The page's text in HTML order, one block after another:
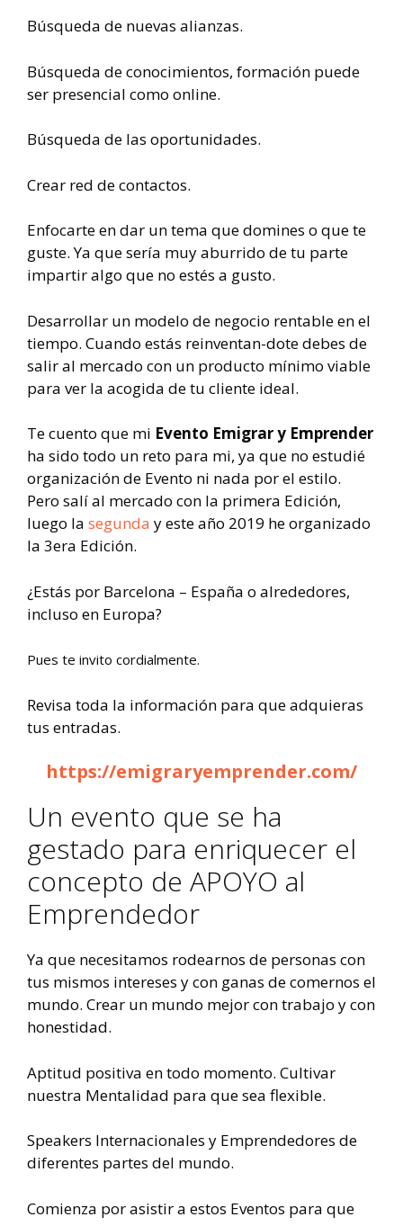
Búsqueda de nuevas alianzas.
Búsqueda de conocimientos, formación puede
ser presencial como online.
Búsqueda de las oportunidades.
Crear red de contactos.
Enfocarte en dar un tema que domines o que te
guste. Ya que sería muy aburrido de tu parte
impartir algo que no estés a gusto.
Desarrollar un modelo de negocio rentable en el
tiempo. Cuando estás reinventan-dote debes de
salir al mercado con un producto mínimo viable
para ver la acogida de tu cliente ideal.
Te cuento que mi Evento Emigrar y Emprender
ha sido todo un reto para mi, ya que no estudié
organización de Evento ni nada por el estilo.
Pero salí al mercado con la primera Edición,
luego la segunda y este año 2019 he organizado
la 3era Edición.
¿Estás por Barcelona – España o alrededores,
incluso en Europa?
Pues te invito cordialmente.
Revisa toda la información para que adquieras
tus entradas.
https://emigraryemprender.com/
Un evento que se ha
gestado para enriquecer el
concepto de APOYO al
Emprendedor
Ya que necesitamos rodearnos de personas con
tus mismos intereses y con ganas de comernos el
mundo. Crear un mundo mejor con trabajo y con
honestidad.
Aptitud positiva en todo momento. Cultivar
nuestra Mentalidad para que sea flexible.
Speakers Internacionales y Emprendedores de
diferentes partes del mundo.
Comienza por asistir a estos Eventos para que